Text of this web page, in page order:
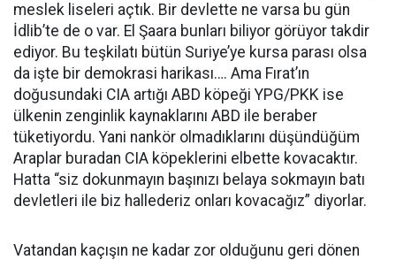
meslek liseleri açtık. Bir devlette ne varsa bu gün
İdlib’te de o var. El Şaara bunları biliyor görüyor takdir
ediyor. Bu teşkilatı bütün Suriye’ye kursa parası olsa
da işte bir demokrasi harikası…. Ama Fırat’ın
doğusundaki CIA artığı ABD köpeği YPG/PKK ise
ülkenin zenginlik kaynaklarını ABD ile beraber
tüketiyordu. Yani nankör olmadıklarını düşündüğüm
Araplar buradan CIA köpeklerini elbette kovacaktır.
Hatta “siz dokunmayın başınızı belaya sokmayın batı
devletleri ile biz hallederiz onları kovacağız” diyorlar.
Vatandan kaçışın ne kadar zor olduğunu geri dönen